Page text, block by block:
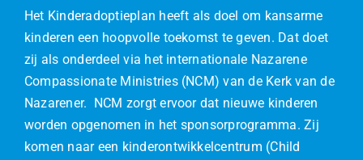
Het Kinderadoptieplan heeft als doel om kansarme
kinderen een hoopvolle toekomst te geven. Dat doet
zij als onderdeel via het internationale Nazarene
Compassionate Ministries (NCM) van de Kerk van de
Nazarener. NCM zorgt ervoor dat nieuwe kinderen
worden opgenomen in het sponsorprogramma. Zij
komen naar een kinderontwikkelcentrum (Child